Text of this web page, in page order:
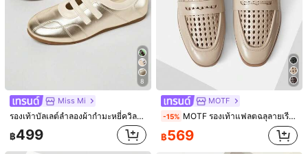
8
Miss Mi
รองเท้าบัลเลต์ลำลองผ้ากำมะหยี่ควิลท์สำหรับผู้หญิง, ของขวัญวันแม่
฿499
MOTF
-15% MOTF รองเท้าแฟลตฉลุลายเรียบง่ายสำหรับผู้หญิง
฿569